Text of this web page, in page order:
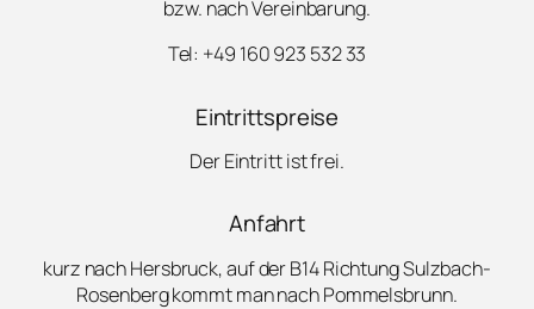
bzw. nach Vereinbarung.
Tel: +49 160 923 532 33
Eintrittspreise
Der Eintritt ist frei.
Anfahrt
kurz nach Hersbruck, auf der B14 Richtung Sulzbach-
Rosenberg kommt man nach Pommelsbrunn.